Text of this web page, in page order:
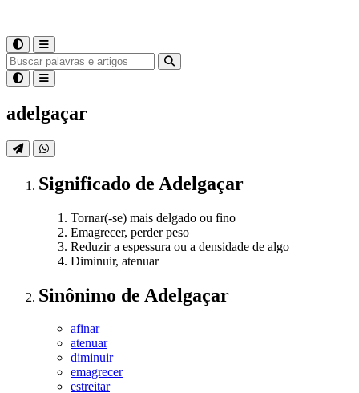
adelgaçar
Significado de Adelgaçar
Tornar(-se) mais delgado ou fino
Emagrecer, perder peso
Reduzir a espessura ou a densidade de algo
Diminuir, atenuar
Sinônimo de Adelgaçar
afinar
atenuar
diminuir
emagrecer
estreitar